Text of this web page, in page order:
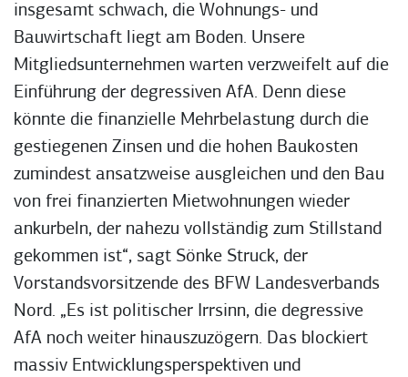
insgesamt schwach, die Wohnungs- und
Bauwirtschaft liegt am Boden. Unsere
Mitgliedsunternehmen warten verzweifelt auf die
Einführung der degressiven AfA. Denn diese
könnte die finanzielle Mehrbelastung durch die
gestiegenen Zinsen und die hohen Baukosten
zumindest ansatzweise ausgleichen und den Bau
von frei finanzierten Mietwohnungen wieder
ankurbeln, der nahezu vollständig zum Stillstand
gekommen ist“, sagt Sönke Struck, der
Vorstandsvorsitzende des BFW Landesverbands
Nord. „Es ist politischer Irrsinn, die degressive
AfA noch weiter hinauszuzögern. Das blockiert
massiv Entwicklungsperspektiven und